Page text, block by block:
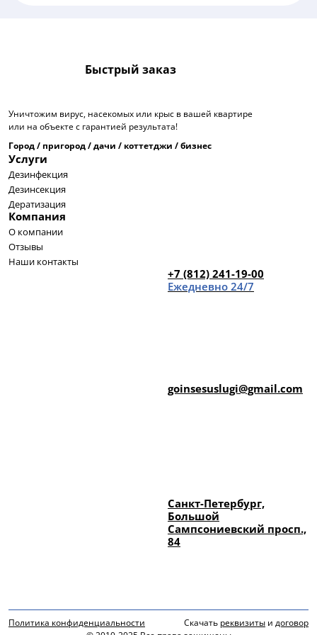
Быстрый заказ
Уничтожим вирус, насекомых или крыс в вашей квартире
или на объекте с гарантией результата!
Город / пригород / дачи / коттетджи / бизнес
Услуги
Дезинфекция
Дезинсекция
Дератизация
Компания
О компании
Отзывы
Наши контакты
+7 (812) 241-19-00
Ежедневно 24/7
goinsesuslugi@gmail.com
Санкт-Петербург,
Большой
Сампсониевский просп.,
84
Политика конфиденциальности
Скачать реквизиты и договор